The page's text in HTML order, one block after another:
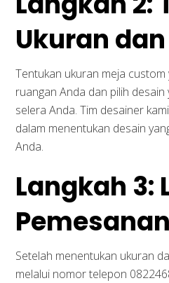
Ukuran
Tentukan ukuran meja custom
ruangan Anda dan pilih desain
selera Anda. Tim desainer
dalam menentukan desain
Anda.
Langkah 3:
Pemesanan
Setelah menentukan ukuran
melalui nomor telepon